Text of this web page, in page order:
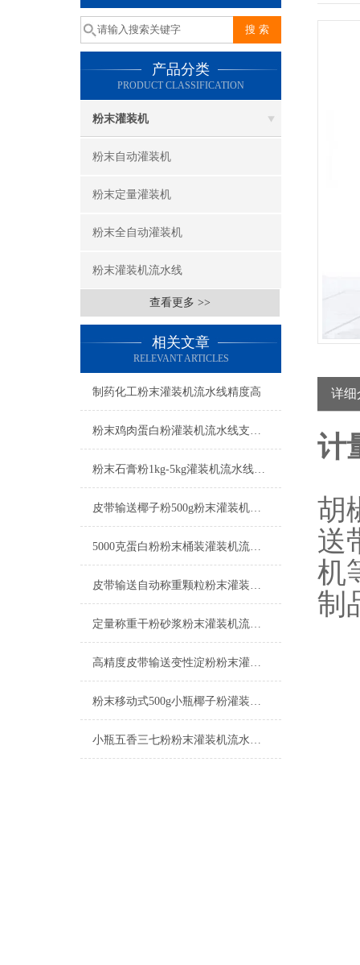
产品分类
PRODUCT CLASSIFICATION
粉末灌装机
粉末自动灌装机
粉末定量灌装机
粉末全自动灌装机
粉末灌装机流水线
查看更多 >>
相关文章
RELEVANT ARTICLES
制药化工粉末灌装机流水线精度高
粉末鸡肉蛋白粉灌装机流水线支持定制
粉末石膏粉1kg-5kg灌装机流水线工厂生产
皮带输送椰子粉500g粉末灌装机流水线
5000克蛋白粉粉末桶装灌装机流水线简介
皮带输送自动称重颗粒粉末灌装机流水线
定量称重干粉砂浆粉末灌装机流水线简介
高精度皮带输送变性淀粉粉末灌装机流水线
粉末移动式500g小瓶椰子粉灌装机流水线参数
小瓶五香三七粉粉末灌装机流水线产品简介
详细
计
胡
送
机
制